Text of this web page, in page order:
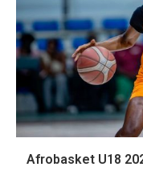
Afrobasket U18